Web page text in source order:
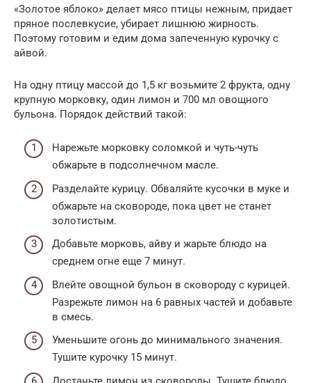
«Золотое яблоко» делает мясо птицы нежным, придает
пряное послевкусие, убирает лишнюю жирность.
Поэтому готовим и едим дома запеченную курочку с
айвой.
На одну птицу массой до 1,5 кг возьмите 2 фрукта, одну
крупную морковку, один лимон и 700 мл овощного
бульона. Порядок действий такой:
Нарежьте морковку соломкой и чуть-чуть
обжарьте в подсолнечном масле.
Разделайте курицу. Обваляйте кусочки в муке и
обжарьте на сковороде, пока цвет не станет
золотистым.
Добавьте морковь, айву и жарьте блюдо на
среднем огне еще 7 минут.
Влейте овощной бульон в сковороду с курицей.
Разрежьте лимон на 6 равных частей и добавьте
в смесь.
Уменьшите огонь до минимального значения.
Тушите курочку 15 минут.